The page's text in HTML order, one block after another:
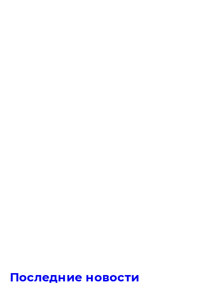
Последние новости